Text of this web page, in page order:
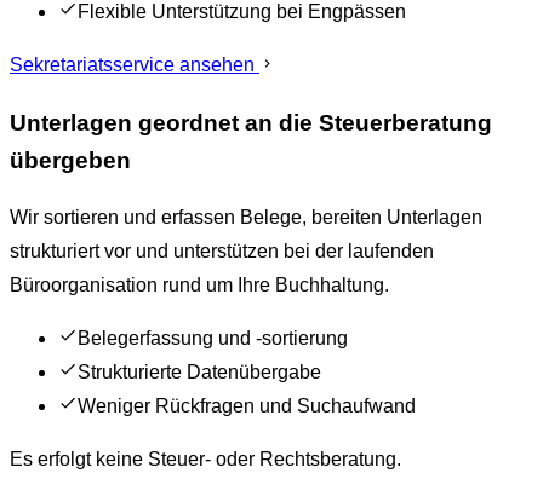
Flexible Unterstützung bei Engpässen
Sekretariatsservice ansehen
Unterlagen geordnet an die Steuerberatung
übergeben
Wir sortieren und erfassen Belege, bereiten Unterlagen
strukturiert vor und unterstützen bei der laufenden
Büroorganisation rund um Ihre Buchhaltung.
Belegerfassung und -sortierung
Strukturierte Datenübergabe
Weniger Rückfragen und Suchaufwand
Es erfolgt keine Steuer- oder Rechtsberatung.